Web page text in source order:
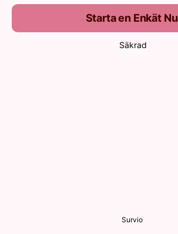
Starta en Enkät Nu
Säkrad
Survio